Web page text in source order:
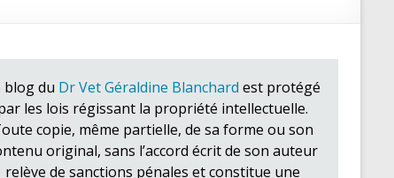
blog du Dr Vet Géraldine Blanchard est protégé
les lois régissant la propriété intellectuelle.
copie, même partielle, de sa forme ou son
original, sans l’accord écrit de son auteur
relève de sanctions pénales et constitue une